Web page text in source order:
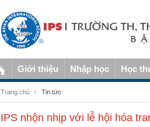
Giới thiệu Nhập học Học
Trang chủ Tin tức
IPS nhộn nhịp với lễ hội hóa